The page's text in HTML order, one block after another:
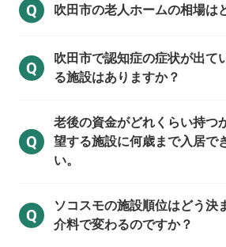
Q 吹田市の老人ホームの相場は
Q
吹田市で認知症の症状が出て
る施設はありますか？
Q
老後の資金がどれくらい持つ
望する施設に何歳まで入居で
い。
Q
ソコスモの施設順位はどう決
介料で変わるのですか？